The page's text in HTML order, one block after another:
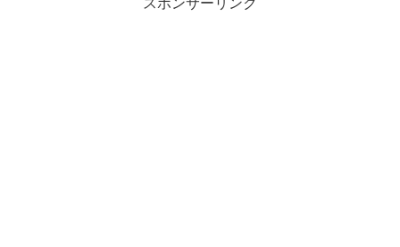
スポンサーリンク